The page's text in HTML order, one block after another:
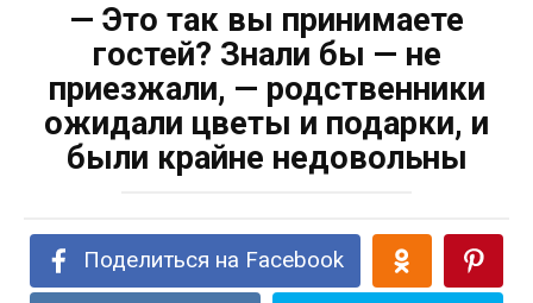
— Это так вы принимаете
гостей? Знали бы — не
приезжали, — родственники
ожидали цветы и подарки, и
были крайне недовольны
Поделиться на Facebook